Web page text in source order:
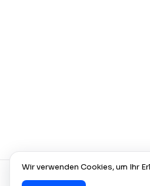
Wir verwenden Cookies, um Ihr